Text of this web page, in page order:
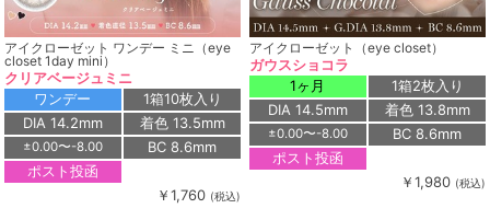
アイクローゼット ワンデー ミニ（eye
closet 1day mini）
クリアベージュミニ
ワンデー
1箱10枚入り
DIA 14.2mm
着色 13.5mm
±0.00〜-8.00
BC 8.6mm
ポスト投函
￥1,760 (税込)
アイクローゼット（eye closet）
ガウスショコラ
1ヶ月
1箱2枚入り
DIA 14.5mm
着色 13.8mm
±0.00〜-8.00
BC 8.6mm
ポスト投函
￥1,980 (税込)